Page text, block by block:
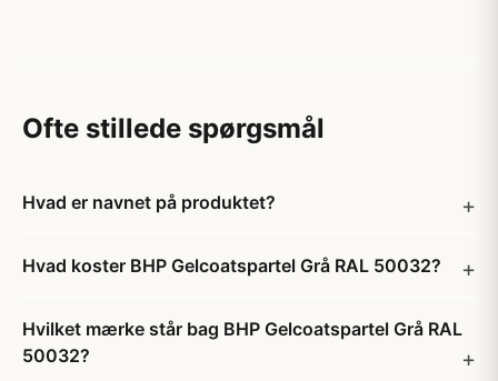
Ofte stillede spørgsmål
Hvad er navnet på produktet?
Hvad koster BHP Gelcoatspartel Grå RAL 50032?
Hvilket mærke står bag BHP Gelcoatspartel Grå RAL
50032?